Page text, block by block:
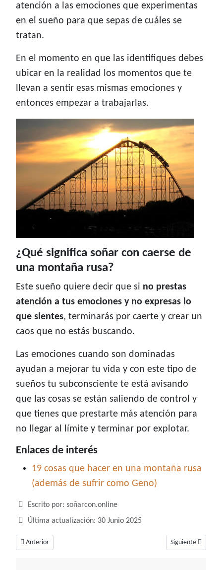
atención a las emociones que experimentas
en el sueño para que sepas de cuáles se
tratan.
En el momento en que las identifiques debes
ubicar en la realidad los momentos que te
llevan a sentir esas mismas emociones y
entonces empezar a trabajarlas.
¿Qué significa soñar con caerse de
una montaña rusa?
Este sueño quiere decir que si no prestas
atención a tus emociones y no expresas lo
que sientes, terminarás por caerte y crear un
caos que no estás buscando.
Las emociones cuando son dominadas
ayudan a mejorar tu vida y con este tipo de
sueños tu subconsciente te está avisando
que las cosas se están saliendo de control y
que tienes que prestarte más atención para
no llegar al límite y terminar por explotar.
Enlaces de interés
19 cosas que hacer en una montaña rusa
(además de sufrir como Geno)
Detalles
Escrito por: soñarcon.online
Última actualización: 30 Junio 2025
Artículo anterior: Soñar con misa, una búsqueda en tu profundo interior
Anterior Artículo siguiente:
Siguiente